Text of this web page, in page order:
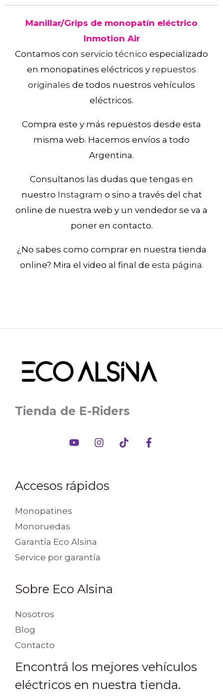
Manillar/Grips de monopatín eléctrico
Inmotion Air
Contamos con servicio técnico especializado
en monopatines eléctricos y repuestos
originales de todos nuestros vehículos
eléctricos.
Compra este y más repuestos desde esta
misma web. Hacemos envíos a todo
Argentina.
Consultanos las dudas que tengas en
nuestro Instagram o sino a través del chat
online de nuestra web y un vendedor se va a
poner en contacto.
¿No sabes como comprar en nuestra tienda
online? Mira el video al final de esta página.
Tienda de E-Riders
Accesos rápidos
Monopatines
Monoruedas
Garantía Eco Alsina
Service por garantía
Sobre Eco Alsina
Nosotros
Blog
Contacto
Encontrá los mejores vehículos
eléctricos en nuestra tienda.